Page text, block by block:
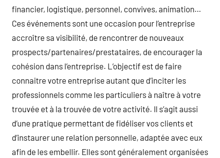
financier, logistique, personnel, convives, animation…
Ces événements sont une occasion pour l’entreprise
accroître sa visibilité, de rencontrer de nouveaux
prospects/partenaires/prestataires, de encourager la
cohésion dans l’entreprise. L’objectif est de faire
connaitre votre entreprise autant que d’inciter les
professionnels comme les particuliers à naître à votre
trouvée et à la trouvée de votre activité. Il s’agit aussi
d’une pratique permettant de fidéliser vos clients et
d’instaurer une relation personnelle, adaptée avec eux
afin de les embellir. Elles sont généralement organisées